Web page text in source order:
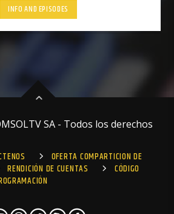
INFO AND EPISODES
SA - Todos los derechos
OFERTA COMPARTICION DE
RENDICIÓN DE CUENTAS
CÓDIGO